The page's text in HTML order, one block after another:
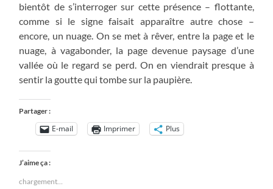
bientôt de s’interroger sur cette présence – flottante,
comme si le signe faisait apparaître autre chose –
encore, un nuage. On se met à rêver, entre la page et le
nuage, à vagabonder, la page devenue paysage d’une
vallée où le regard se perd. On en viendrait presque à
sentir la goutte qui tombe sur la paupière.
Partager :
E-mail Imprimer Plus
J’aime ça :
chargement…